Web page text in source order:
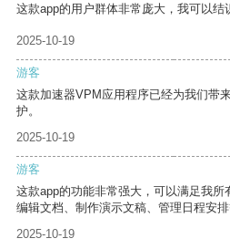
这款app的用户群体非常庞大，我可以结
2025-10-19
游客
这款加速器VPM应用程序已经为我们带
护。
2025-10-19
游客
这款app的功能非常强大，可以满足我
编辑文档、制作演示文稿、管理日程安排
2025-10-19